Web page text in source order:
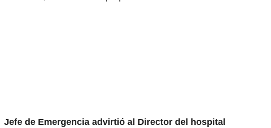
Jefe de Emergencia advirtió al Director del hospital